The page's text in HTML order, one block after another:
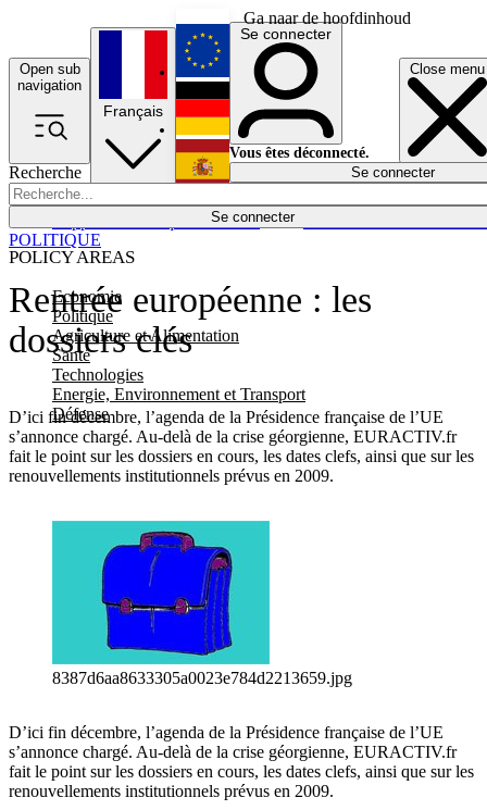
Ga naar de hoofdinhoud
Open sub
navigation
Close menu
Recherche
Se connecter
POLICY AREAS
Economie
Politique
Agriculture et Alimentation
Santé
Technologies
Energie, Environnement et Transport
Défense
Économie
Français
English
Deutsch
Español
Se connecter
Vous êtes déconnecté.
Se connecter
Rentrée européenne : les
dossiers clés
D’ici fin décembre, l’agenda de la Présidence française de l’UE
s’annonce chargé. Au-delà de la crise géorgienne, EURACTIV.fr
fait le point sur les dossiers en cours, les dates clefs, ainsi que sur les
renouvellements institutionnels prévus en 2009.
POLITIQUE
8387d6aa8633305a0023e784d2213659.jpg
D’ici fin décembre, l’agenda de la Présidence française de l’UE
s’annonce chargé. Au-delà de la crise géorgienne, EURACTIV.fr
fait le point sur les dossiers en cours, les dates clefs, ainsi que sur les
renouvellements institutionnels prévus en 2009.